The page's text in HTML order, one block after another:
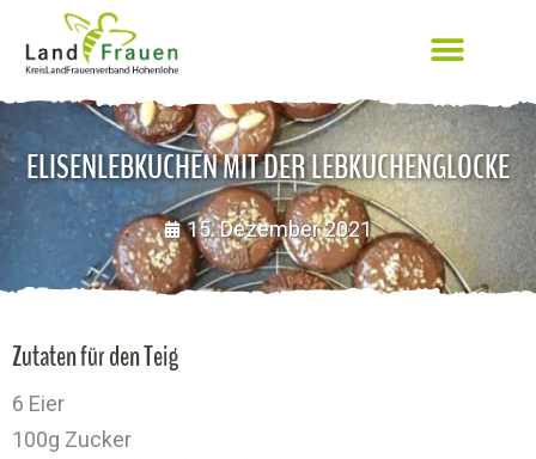
ELISENLEBKUCHEN MIT DER LEBKUCHENGLOCKE
15. Dezember 2021
Zutaten für den Teig
6 Eier
100g Zucker